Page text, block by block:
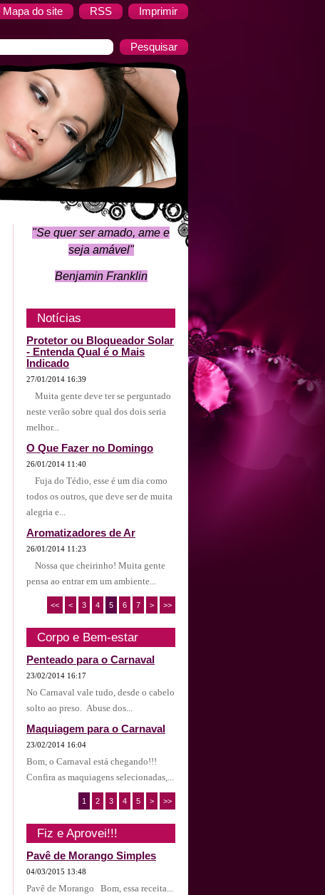
Mapa do site RSS Imprimir
"Se quer ser amado, ame e
seja amável"
Benjamin Franklin
Notícias
Protetor ou Bloqueador Solar
- Entenda Qual é o Mais
Indicado
27/01/2014 16:39
Muita gente deve ter se perguntado
neste verão sobre qual dos dois seria
melhor...
O Que Fazer no Domingo
26/01/2014 11:40
Fuja do Tédio, esse é um dia como
todos os outros, que deve ser de muita
alegria e...
Aromatizadores de Ar
26/01/2014 11:23
Nossa que cheirinho! Muita gente
pensa ao entrar em um ambiente...
<< < 3 4 5 6 7 > >>
Corpo e Bem-estar
Penteado para o Carnaval
23/02/2014 16:17
No Carnaval vale tudo, desde o cabelo
solto ao preso. Abuse dos...
Maquiagem para o Carnaval
23/02/2014 16:04
Bom, o Carnaval está chegando!!!
Confira as maquiagens selecionadas,...
1 2 3 4 5 > >>
Fiz e Aprovei!!!
Pavê de Morango Simples
04/03/2015 13:48
Pavê de Morango Bom, essa receita...